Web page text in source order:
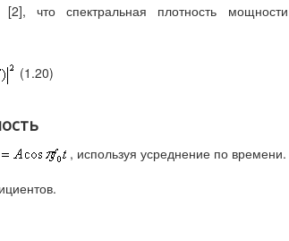
что спектральная плотность мощности
(1.20)
, используя усреднение по времени.